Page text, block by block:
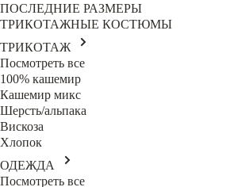
ПОСЛЕДНИЕ РАЗМЕРЫ
ТРИКОТАЖНЫЕ КОСТЮМЫ
ТРИКОТАЖ
Посмотреть все
100% кашемир
Кашемир микс
Шерсть/альпака
Вискоза
Хлопок
ОДЕЖДА
Посмотреть все